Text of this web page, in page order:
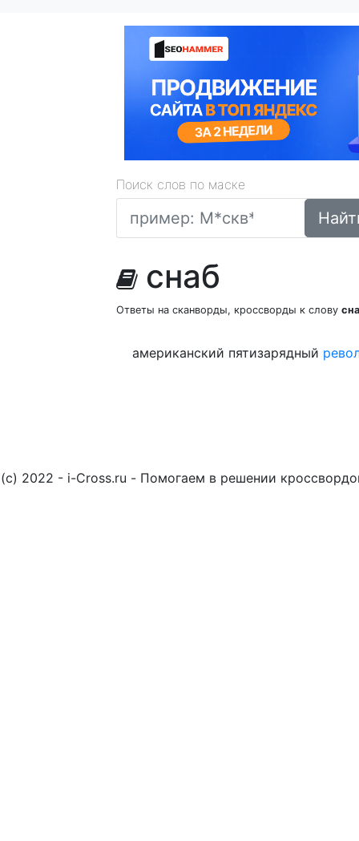
Поиск слов по маске
снаб
Ответы на сканворды, кроссворды к слову
американский пятизарядный
(c) 2022 - i-Cross.ru - Помогаем в решении